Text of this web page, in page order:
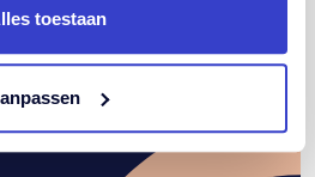
toestaan
door reCAPTCHA en het